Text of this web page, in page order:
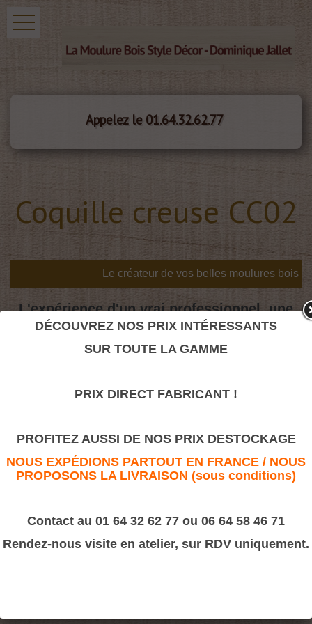
Appelez le 01.64.32.62.77
Coquille creuse CC02
L'expérience d'un vrai professionnel, une
valeur sûre.
Motifs décoratifs Bois & Résine> Résine
DÉCOUVREZ NOS PRIX INTÉRESSANTS
SUR TOUTE LA GAMME
PRIX DIRECT FABRICANT !
PROFITEZ AUSSI DE NOS PRIX DESTOCKAGE
NOUS EXPÉDIONS PARTOUT EN FRANCE / NOUS
PROPOSONS LA LIVRAISON (sous conditions)
Contact au 01 64 32 62 77 ou 06 64 58 46 71
Rendez-nous visite en atelier, sur RDV uniquement.